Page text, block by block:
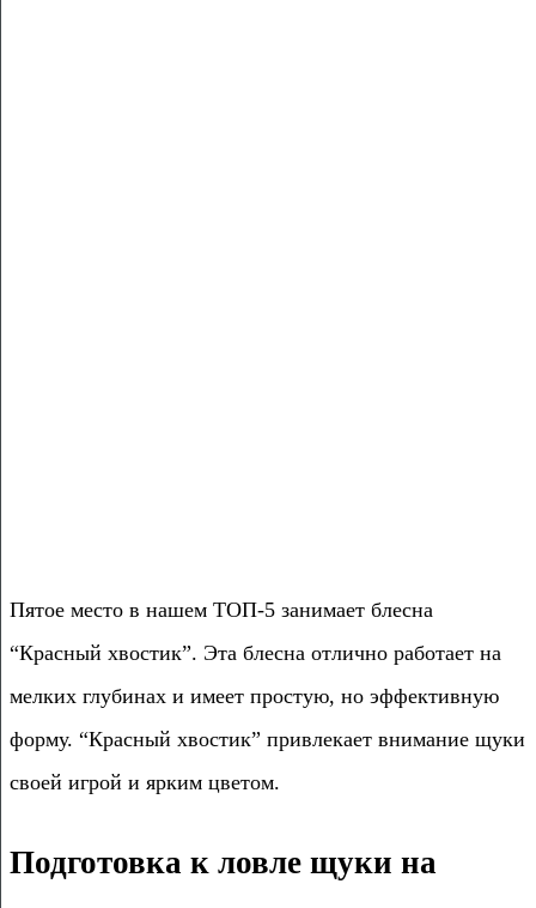
Пятое место в нашем ТОП-5 занимает блесна
“Красный хвостик”. Эта блесна отлично работает на
мелких глубинах и имеет простую, но эффективную
форму. “Красный хвостик” привлекает внимание щуки
своей игрой и ярким цветом.
Подготовка к ловле щуки на